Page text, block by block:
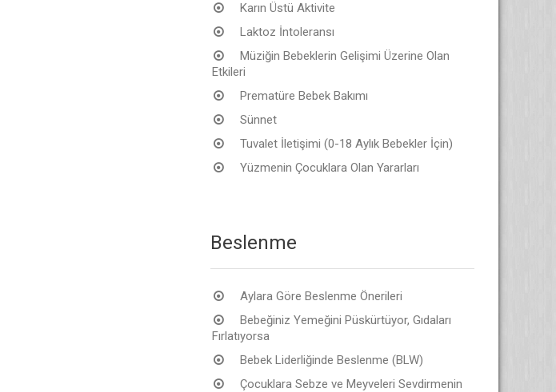
Karın Üstü Aktivite
Laktoz İntoleransı
Müziğin Bebeklerin Gelişimi Üzerine Olan
Etkileri
Prematüre Bebek Bakımı
Sünnet
Tuvalet İletişimi (0-18 Aylık Bebekler İçin)
Yüzmenin Çocuklara Olan Yararları
Beslenme
Aylara Göre Beslenme Önerileri
Bebeğiniz Yemeğini Püskürtüyor, Gıdaları
Fırlatıyorsa
Bebek Liderliğinde Beslenme (BLW)
Çocuklara Sebze ve Meyveleri Sevdirmenin